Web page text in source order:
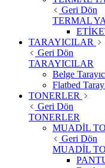
Geri Dön
TERMAL
TARAYICILAR
Geri Dön
TARAYICILAR
Belge
Flatbed
TONERLER
Geri Dön
TONERLER
MUADİL
Geri Dön
MUADİL